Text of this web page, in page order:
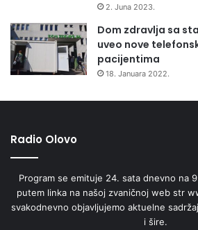
2. Juna 2023.
Dom zdravlja sa
uveo nove
pacijentima
18. Januara 2022.
Radio Olovo
Program se emituje 24. sata dnevno na
putem linka na našoj zvaničnoj web str
svakodnevno objavljujemo aktuelne
i šire.